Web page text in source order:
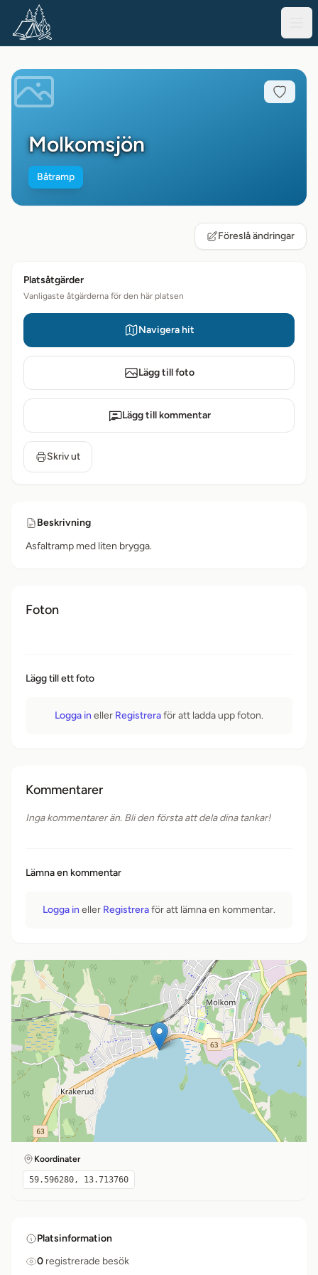
Molkomsjön
Båtramp
Föreslå ändringar
Platsåtgärder
Vanligaste åtgärderna för den här platsen
Navigera hit
Lägg till foto
Lägg till kommentar
Skriv ut
Beskrivning
Asfaltramp med liten brygga.
Foton
Lägg till ett foto
Logga in eller Registreraför att ladda upp foton.
Kommentarer
Inga kommentarer än. Bli den första att dela dina tankar!
Lämna en kommentar
Logga in eller Registreraför att lämna en kommentar.
Koordinater
59.596280, 13.713760
Platsinformation
0 registrerade besök